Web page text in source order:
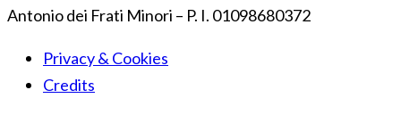
Antonio dei Frati Minori – P. I. 01098680372
Privacy & Cookies
Credits